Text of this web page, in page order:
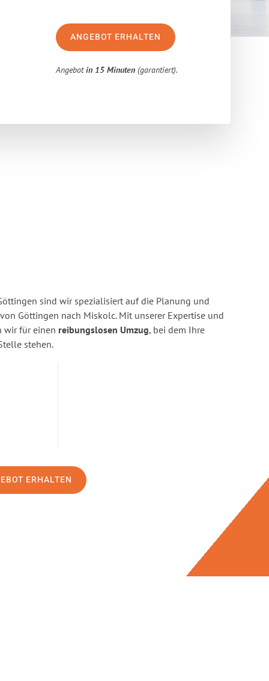
ANGEBOT ERHALTEN
Angebotin 15 Minuten (garantiert).
sind wir spezialisiert auf die Planung und
Göttingen nach Miskolc. Mit unserer Expertise und
wir für einen reibungslosen Umzug, bei dem Ihre
stehen.
ERHALTEN